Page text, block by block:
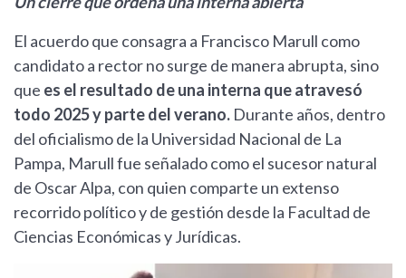
El acuerdo que consagra a Francisco Marull como
candidato a rector no surge de manera abrupta, sino
que es el resultado de una interna que atravesó
todo 2025 y parte del verano. Durante años, dentro
del oficialismo de la Universidad Nacional de La
Pampa, Marull fue señalado como el sucesor natural
de Oscar Alpa, con quien comparte un extenso
recorrido político y de gestión desde la Facultad de
Ciencias Económicas y Jurídicas.